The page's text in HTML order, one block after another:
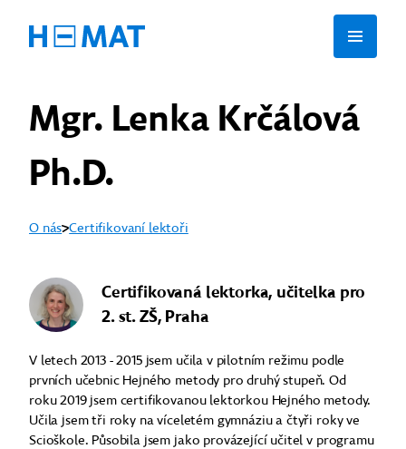
Mgr. Lenka Krčálová
Ph.D.
O nás Certifikovaní lektoři
Certifikovaná lektorka, učitelka pro
2. st. ZŠ, Praha
V letech 2013 - 2015 jsem učila v pilotním režimu podle
prvních učebnic Hejného metody pro druhý stupeň. Od
roku 2019 jsem certifikovanou lektorkou Hejného metody.
Učila jsem tři roky na víceletém gymnáziu a čtyři roky ve
Scioškole. Působila jsem jako provázející učitel v programu